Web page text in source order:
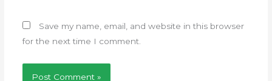
Save my name, email, and website in this browser
for the next time I comment.